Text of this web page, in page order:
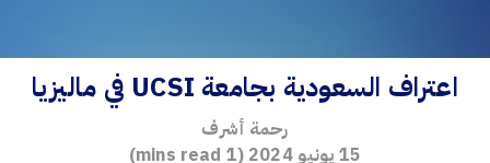
اعتراف السعودية بجامعة UCSI في ماليزيا
رحمة أشرف
15 يونيو 2024
(
1